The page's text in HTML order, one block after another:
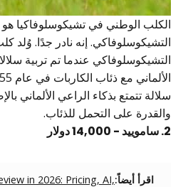
الكلب الوطني في تشيكوسلوفاكيا
التشيكوسلوفاكي. إنه نادر جدًا. وُلد
التشيكوسلوفاكي عندما تم تربية
سلالة تتمتع بذكاء الراعي الألماني
والقدرة على التحمل للذئاب.
2. ساموييد - 14,000 دولار
اقرأ أيضاً:in 2026: Pricing, AI,